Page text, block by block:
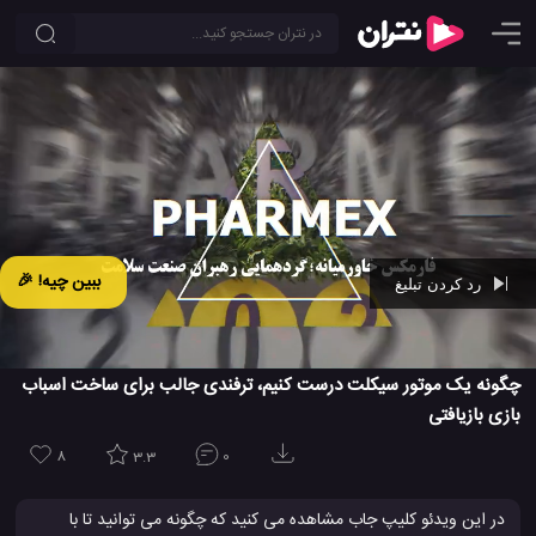
ببین چیه! 🎉
چگونه یک موتور سیکلت درست کنیم، ترفندی جالب برای ساخت اسباب
بازی بازیافتی
8 3.3 0
در این ویدئو کلیپ جاب مشاهده می کنید که چگونه می توانید تا با